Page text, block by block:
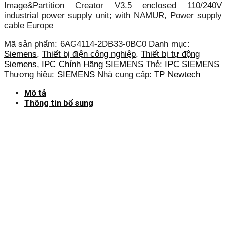
Image&Partition Creator V3.5 enclosed 110/240V
industrial power supply unit; with NAMUR, Power supply
cable Europe
Mã sản phẩm: 6AG4114-2DB33-0BC0 Danh mục:
Siemens, Thiết bị điện công nghiệp, Thiết bị tự động
Siemens, IPC Chính Hãng SIEMENS Thẻ: IPC SIEMENS
Thương hiệu: SIEMENS Nhà cung cấp: TP Newtech
Mô tả
Thông tin bổ sung